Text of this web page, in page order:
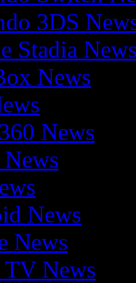
3DS
Stadia
News
News
News
News
News